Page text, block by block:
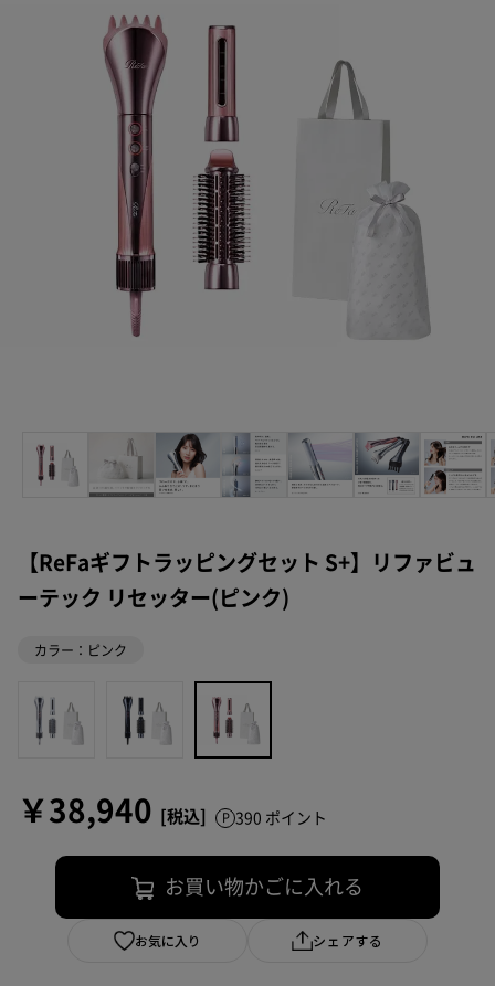
【ReFaギフトラッピングセット S+】リファビュ
ーテック リセッター(ピンク)
カラー：ピンク
￥38,940 390 ポイント
お買い物かごに入れる
お気に入り シェアする